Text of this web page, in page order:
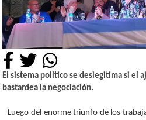
El sistema político se deslegitima si el
bastardea la negociación.
Luego del enorme triunfo de los